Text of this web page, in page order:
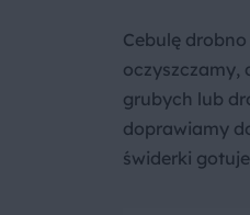
Cebulę
oczyszczamy,
grubych lub
doprawiamy
świderki